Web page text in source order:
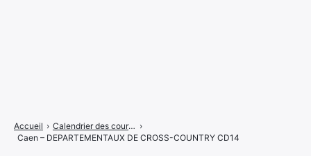
Accueil › Calendrier des courses ›
Caen – DEPARTEMENTAUX DE CROSS-COUNTRY CD14